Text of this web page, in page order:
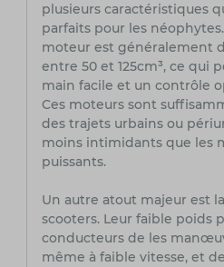
plusieurs caractéristiques
parfaits pour les
moteur est généralement
entre 50 et 125cm³, ce qui
main facile et un contrôle
Ces moteurs sont
des trajets urbains ou
moins intimidants que les
puissants.
Un autre atout majeur est
scooters. Leur faible poids
conducteurs de les
même à faible vitesse, et